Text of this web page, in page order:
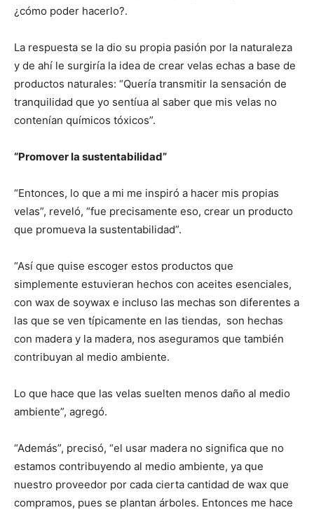
¿cómo poder hacerlo?.
La respuesta se la dio su propia pasión por la naturaleza
y de ahí le surgiría la idea de crear velas echas a base de
productos naturales: “Quería transmitir la sensación de
tranquilidad que yo sentíua al saber que mis velas no
contenían químicos tóxicos”.
“Promover la sustentabilidad”
“Entonces, lo que a mi me inspiró a hacer mis propias
velas”, reveló, “fue precisamente eso, crear un producto
que promueva la sustentabilidad”.
“Así que quise escoger estos productos que
simplemente estuvieran hechos con aceites esenciales,
con wax de soywax e incluso las mechas son diferentes a
las que se ven típicamente en las tiendas, son hechas
con madera y la madera, nos aseguramos que también
contribuyan al medio ambiente.
Lo que hace que las velas suelten menos daño al medio
ambiente”, agregó.
“Además”, precisó, “el usar madera no significa que no
estamos contribuyendo al medio ambiente, ya que
nuestro proveedor por cada cierta cantidad de wax que
compramos, pues se plantan árboles. Entonces me hace